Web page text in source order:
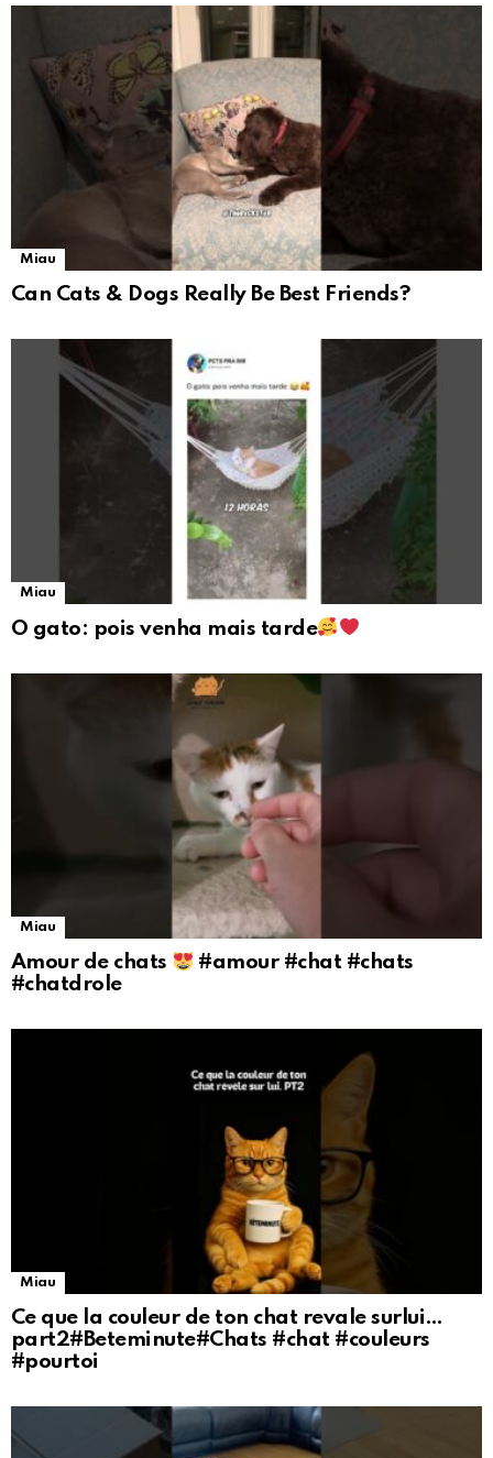
Miau
Can Cats & Dogs Really Be Best Friends?
Miau
O gato: pois venha mais tarde
Miau
Amour de chats
#amour #chat #chats
#chatdrole
Miau
Ce que la couleur de ton chat revale surlui…
part2#Beteminute#Chats #chat #couleurs
#pourtoi